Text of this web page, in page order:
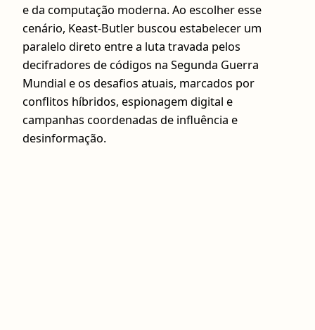
e da computação moderna. Ao escolher esse
cenário, Keast-Butler buscou estabelecer um
paralelo direto entre a luta travada pelos
decifradores de códigos na Segunda Guerra
Mundial e os desafios atuais, marcados por
conflitos híbridos, espionagem digital e
campanhas coordenadas de influência e
desinformação.